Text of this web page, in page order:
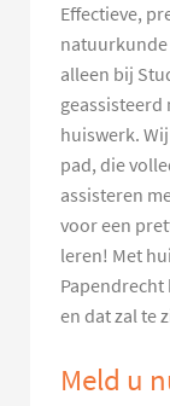
Effectieve,
alleen bij
geassisteerd
huiswerk.
pad, die
assisteren
voor een
leren! Met
en dat zal te
Meld u